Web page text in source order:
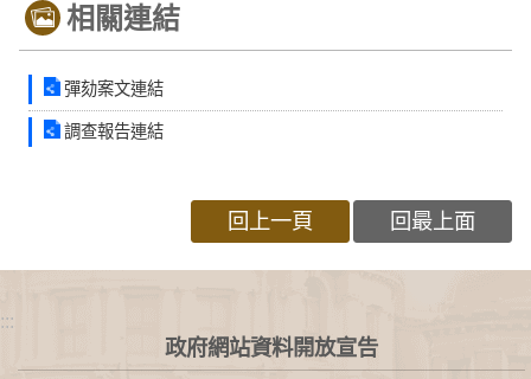
相關連結
彈劾案文連結
調查報告連結
回上一頁 回最上面
:::
政府網站資料開放宣告